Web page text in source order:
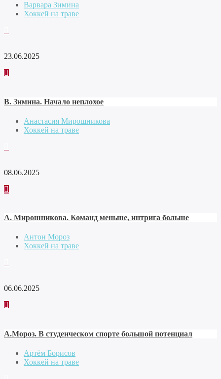
Варвара Зимина
Хоккей на траве
23.06.2025
В. Зимина. Начало неплохое
Анастасия Мирошникова
Хоккей на траве
08.06.2025
А. Мирошникова. Команд меньше, интрига больше
Антон Мороз
Хоккей на траве
06.06.2025
А.Мороз. В студенческом спорте большой потенциал
Артём Борисов
Хоккей на траве